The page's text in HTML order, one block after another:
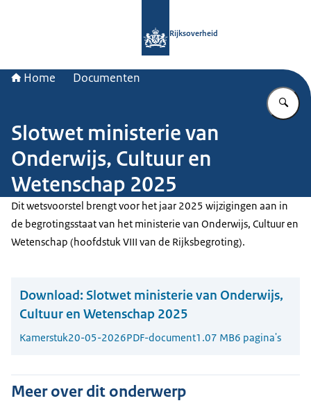
Rijksoverheid
Home Documenten
Slotwet ministerie van
Onderwijs, Cultuur en
Wetenschap 2025
Dit wetsvoorstel brengt voor het jaar 2025 wijzigingen aan in
de begrotingsstaat van het ministerie van Onderwijs, Cultuur en
Wetenschap (hoofdstuk VIII van de Rijksbegroting).
Download: Slotwet ministerie van Onderwijs,
Cultuur en Wetenschap 2025
Kamerstuk20-05-2026PDF-document1.07 MB6 pagina's
Meer over dit onderwerp